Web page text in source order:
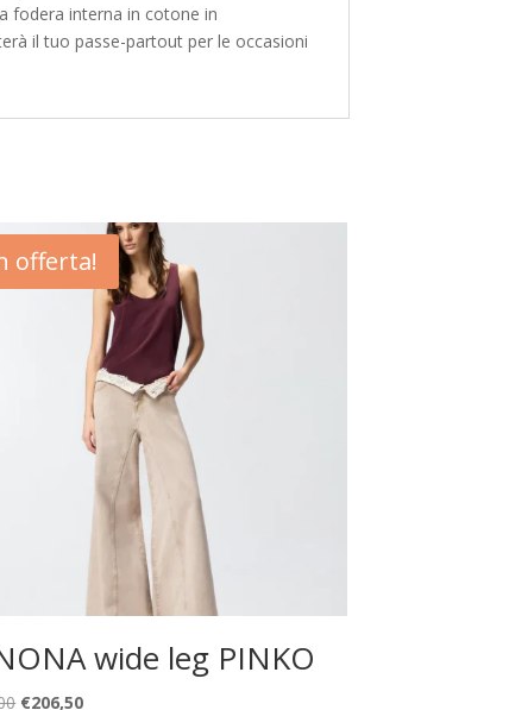
fodera interna in cotone in
il tuo passe-partout per le occasioni
offerta!
wide leg PINKO
Il
€206,50Il